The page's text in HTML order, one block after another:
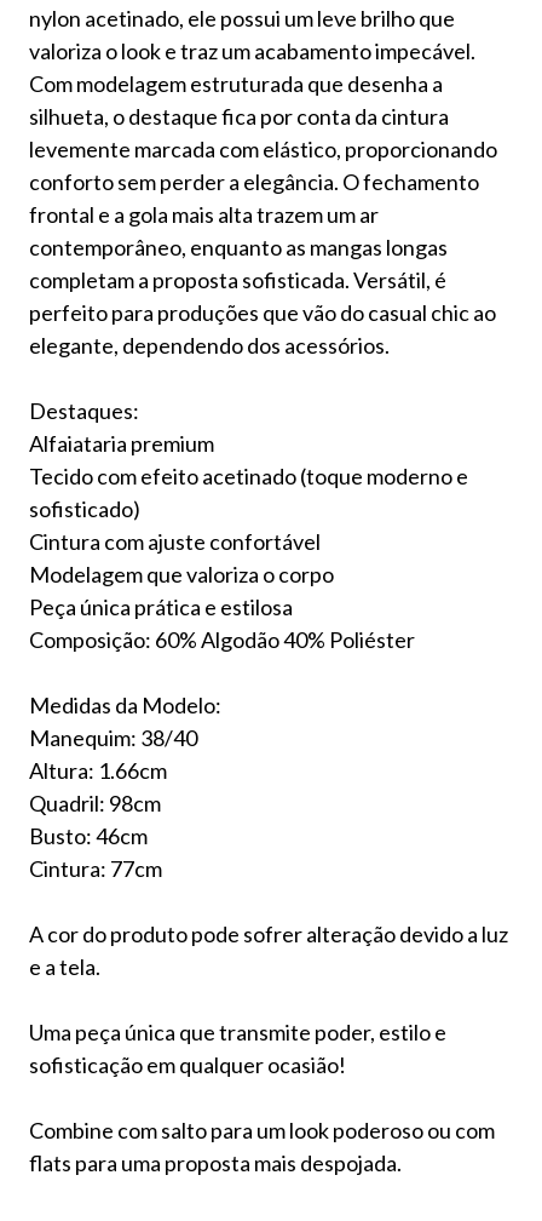
nylon acetinado, ele possui um leve brilho que
valoriza o look e traz um acabamento impecável.
Com modelagem estruturada que desenha a
silhueta, o destaque fica por conta da cintura
levemente marcada com elástico, proporcionando
conforto sem perder a elegância. O fechamento
frontal e a gola mais alta trazem um ar
contemporâneo, enquanto as mangas longas
completam a proposta sofisticada. Versátil, é
perfeito para produções que vão do casual chic ao
elegante, dependendo dos acessórios.
Destaques:
Alfaiataria premium
Tecido com efeito acetinado (toque moderno e
sofisticado)
Cintura com ajuste confortável
Modelagem que valoriza o corpo
Peça única prática e estilosa
Composição: 60% Algodão 40% Poliéster
Medidas da Modelo:
Manequim: 38/40
Altura: 1.66cm
Quadril: 98cm
Busto: 46cm
Cintura: 77cm
A cor do produto pode sofrer alteração devido a luz
e a tela.
Uma peça única que transmite poder, estilo e
sofisticação em qualquer ocasião!
Combine com salto para um look poderoso ou com
flats para uma proposta mais despojada.